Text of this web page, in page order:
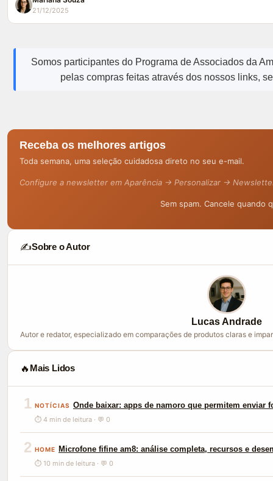
21/12/2025
Somos participantes do Programa de Associados da
pelas compras feitas através dos nossos links,
Receba os melhores artigos
Toda semana, uma seleção cuidadosa direto no seu e-mail.
Configure a newsletter em Aparência → Personalizar →
Sem spam. Cancele quando
✍️Sobre o Autor
Lucas Andrade
Autor e redator, especializado em comparações de produtos claras e
🔥 Mais Lidos
1 NOTÍCIAS Onde baixar: apps de namoro que permitem enviar
⏱ 4 min de leitura · 💬 0
2 HOME Microfone fifine am8: análise completa, recursos e
⏱ 10 min de leitura · 💬 0